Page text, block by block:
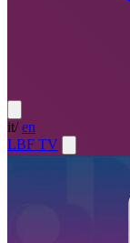
it/ en
LBF TV